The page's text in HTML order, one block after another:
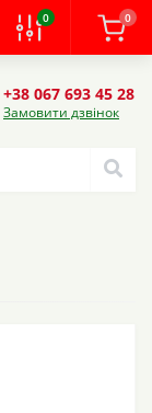
0 0
+38 067 693 45 28
Замовити дзвінок